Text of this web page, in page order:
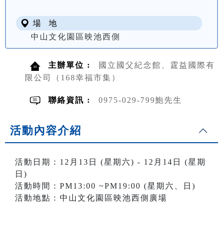
場 地
中山文化園區映池西側
主辦單位 :
國立國父紀念館、霆益國際有
限公司（168幸福市集）
聯絡資訊 : 0975-029-799鮑先生
活動內容介紹
活動日期：12月13日 (星期六) - 12月14日 (星期
日)
活動時間：PM13:00 ~PM19:00 (星期六、日)
活動地點：中山文化園區映池西側廣場